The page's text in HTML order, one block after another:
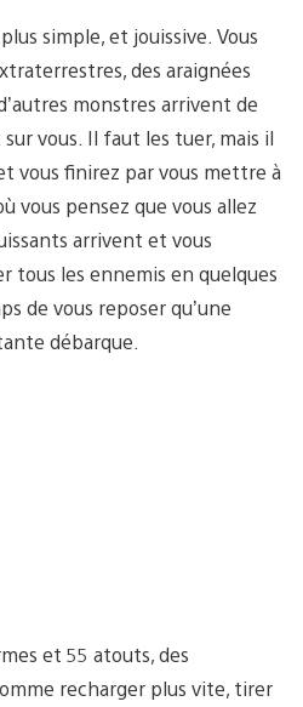
simple, et jouissive. Vous
des araignées
monstres arrivent de
vous. Il faut les tuer, mais il
vous finirez par vous mettre à
vous pensez que vous allez
arrivent et vous
tous les ennemis en quelques
de vous reposer qu’une
débarque.
et 55 atouts, des
recharger plus vite, tirer